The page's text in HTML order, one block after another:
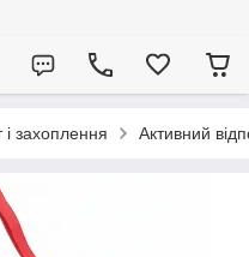
захоплення Активний